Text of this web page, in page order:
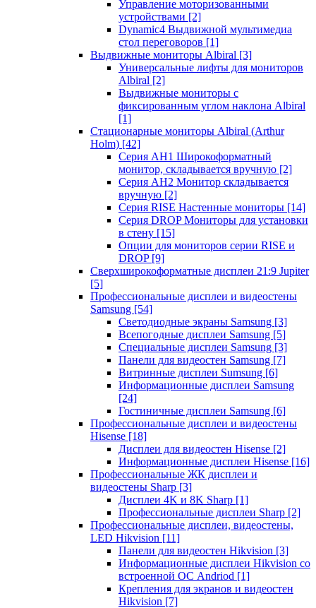
Управление моторизованными
устройствами [2]
Dynamic4 Выдвижной мультимедиа
стол переговоров [1]
Выдвижные мониторы Albiral [3]
Универсальные лифты для мониторов
Albiral [2]
Выдвижные мониторы с
фиксированным углом наклона Albiral
[1]
Стационарные мониторы Albiral (Arthur
Holm) [42]
Серия AH1 Широкоформатный
монитор, складывается вручную [2]
Серия AH2 Монитор складывается
вручную [2]
Серия RISE Настенные мониторы [14]
Серия DROP Мониторы для установки
в стену [15]
Опции для мониторов серии RISE и
DROP [9]
Сверхширокоформатные дисплеи 21:9 Jupiter
[5]
Профессиональные дисплеи и видеостены
Samsung [54]
Светодиодные экраны Samsung [3]
Всепогодные дисплеи Samsung [5]
Специальные дисплеи Samsung [3]
Панели для видеостен Samsung [7]
Витринные дисплеи Sumsung [6]
Информационные дисплеи Samsung
[24]
Гостиничные дисплеи Samsung [6]
Профессиональные дисплеи и видеостены
Hisense [18]
Дисплеи для видеостен Hisense [2]
Информационные дисплеи Hisense [16]
Профессиональные ЖК дисплеи и
видеостены Sharp [3]
Дисплеи 4K и 8K Sharp [1]
Профессиональные дисплеи Sharp [2]
Профессиональные дисплеи, видеостены,
LED Hikvision [11]
Панели для видеостен Hikvision [3]
Информационные дисплеи Hikvision со
встроенной ОС Andriod [1]
Крепления для экранов и видеостен
Hikvision [7]